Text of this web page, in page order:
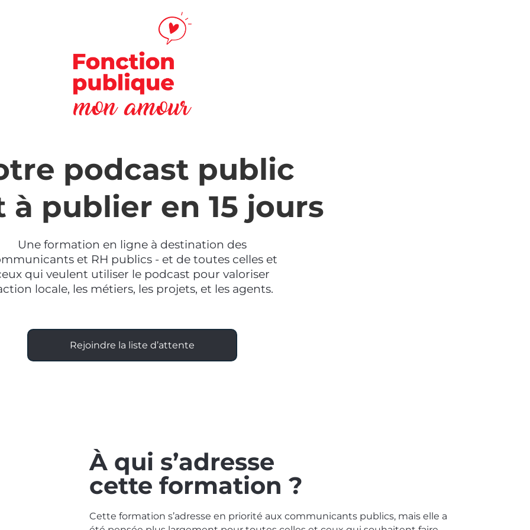
podcast public
à publier en 15 jours
Une formation en ligne à destination des
et RH publics - et de toutes celles et
qui veulent utiliser le podcast pour valoriser
locale, les métiers, les projets, et les agents.
Rejoindre la liste d’attente
À qui s’adresse
cette formation ?
Cette formation s’adresse en priorité aux communicants publics, mais elle a